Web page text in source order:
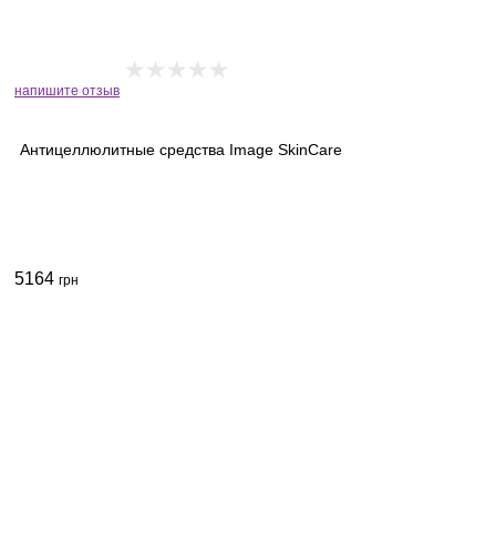
напишите отзыв
Антицеллюлитные средства Image SkinCare
5164 грн